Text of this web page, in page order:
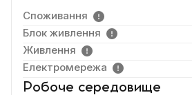
Споживання
Блок живлення
Живлення
Електромережа
Робоче середовище